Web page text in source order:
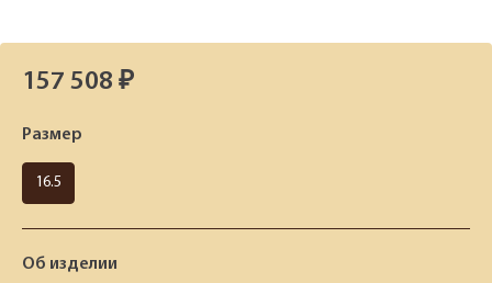
157 508 ₽
Размер
16.5
Об изделии